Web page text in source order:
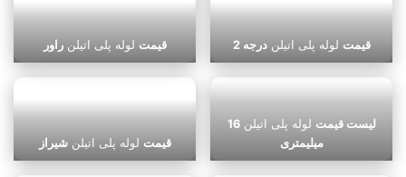
قیمت لوله پلی اتیلنراور قیمت لوله پلی اتیلندرجه 2
قیمت لوله پلی اتیلنشیراز
لیست قیمت لوله پلی اتیلن16
میلیمتری